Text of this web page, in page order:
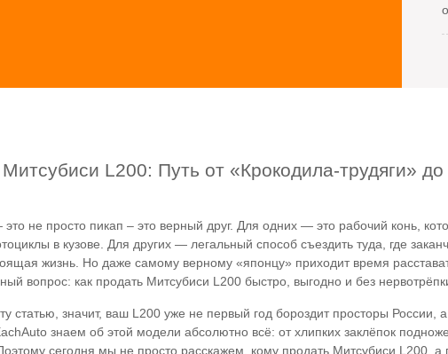
Митсубиси L200: Путь от «Крокодила-трудяги»
не просто пикап – это верный друг. Для одних — это рабочий конь,
в кузове. Для других — легальный способ съездить туда, где
жизнь. Но даже самому верному «японцу» приходит время
вопрос: как продать Митсубиси L200 быстро, выгодно и без
статью, значит, ваш L200 уже не первый год бороздит просторы России,
знаем об этой модели абсолютно всё: от хлипких заклёпок
сегодня мы не просто расскажем, кому продать Митсубиси L200, а